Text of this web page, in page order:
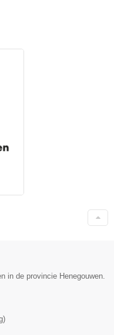
in de provincie Henegouwen.
)